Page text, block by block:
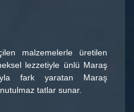
malzemelerle üretilen
lezzetiyle ünlü Maraş
fark yaratan Maraş
tatlar sunar.